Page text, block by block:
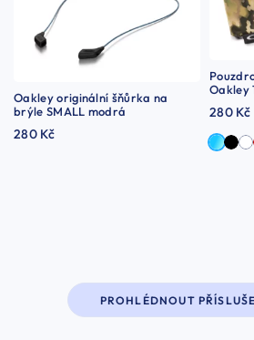
Oakley originální šňůrka na
brýle SMALL modrá
280 Kč
Oakley
280 Kč
PROHLÉDNOUT